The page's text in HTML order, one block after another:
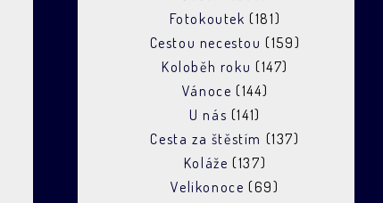
Fotokoutek (181)
Cestou necestou (159)
Koloběh roku (147)
Vánoce (144)
U nás (141)
Cesta za štěstím (137)
Koláže (137)
Velikonoce (69)